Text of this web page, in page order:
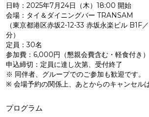
日時：2025年7月24日（木）18:00 開始
会場：タイ＆ダイニングバー TRANSAM
（東京都港区赤坂2-12-33 赤坂永楽ビル B1F
分）
定員：30名
参加費：6,000円（懇親会費含む・軽食付き）
申込締切：定員に達し次第、受付終了
※ 同伴者、グループでのご参加も歓迎です。
※ 会場予約の関係上、あとからのキャンセル
プログラム